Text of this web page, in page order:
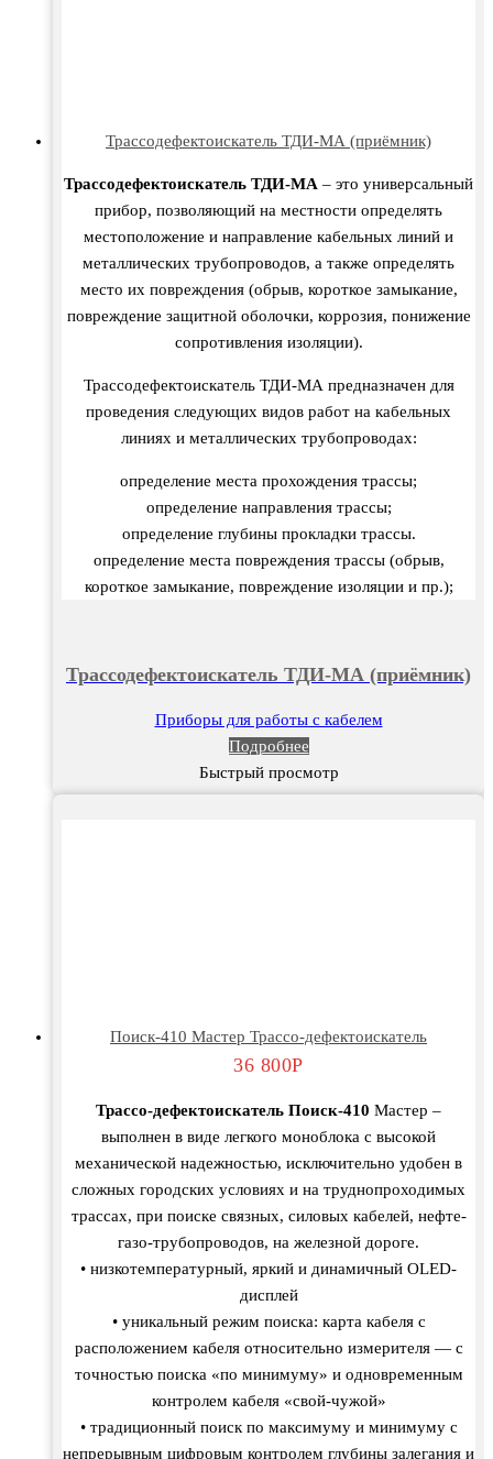
Трассодефектоискатель ТДИ-МА (приёмник)
Трассодефектоискатель ТДИ-МА – это универсальный
прибор, позволяющий на местности определять
местоположение и направление кабельных линий и
металлических трубопроводов, а также определять
место их повреждения (обрыв, короткое замыкание,
повреждение защитной оболочки, коррозия, понижение
сопротивления изоляции).
Трассодефектоискатель ТДИ-МА предназначен для
проведения следующих видов работ на кабельных
линиях и металлических трубопроводах:
определение места прохождения трассы;
определение направления трассы;
определение глубины прокладки трассы.
определение места повреждения трассы (обрыв,
короткое замыкание, повреждение изоляции и пр.);
Трассодефектоискатель ТДИ-МА (приёмник)
Приборы для работы с кабелем
Подробнее
Быстрый просмотр
Поиск-410 Мастер Трассо-дефектоискатель
36 800Р
Трассо-дефектоискатель Поиск-410 Мастер –
выполнен в виде легкого моноблока с высокой
механической надежностью, исключительно удобен в
сложных городских условиях и на труднопроходимых
трассах, при поиске связных, силовых кабелей, нефте-
газо-трубопроводов, на железной дороге.
• низкотемпературный, яркий и динамичный OLED-
дисплей
• уникальный режим поиска: карта кабеля с
расположением кабеля относительно измерителя — с
точностью поиска «по минимуму» и одновременным
контролем кабеля «свой-чужой»
• традиционный поиск по максимуму и минимуму с
непрерывным цифровым контролем глубины залегания и